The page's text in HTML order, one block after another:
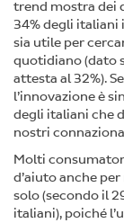
trend mostra dei
34% degli
sia utile per
quotidiano (dato
attesta al 32%).
l’innovazione è
degli italiani che
nostri
Molti
d’aiuto anche
solo (secondo il
italiani), poiché